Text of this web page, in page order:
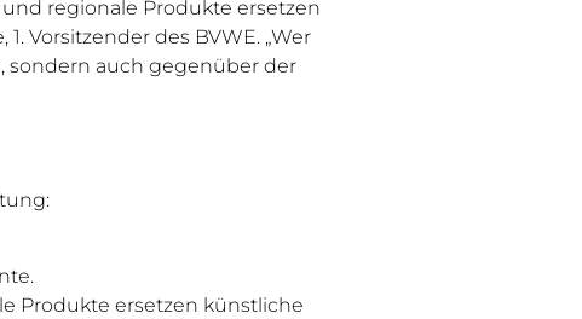
regionale Produkte ersetzen
Vorsitzender des BVWE. „Wer
sondern auch gegenüber der
Produkte ersetzen künstliche